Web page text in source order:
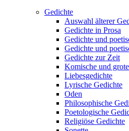
Gedichte
Auswahl älterer
Gedichte in Prosa
Gedichte und
Gedichte und
Gedichte zur Zeit
Komische und
Liebesgedichte
Lyrische Gedichte
Oden
Philosophische
Poetologische
Religiöse Gedichte